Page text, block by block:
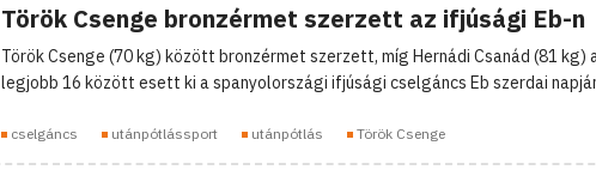
Török Csenge bronzérmet szerzett az ifjúsági Eb-n
Török Csenge (70 kg) között bronzérmet szerzett, míg Hernádi Csanád (81 kg)
legjobb 16 között esett ki a spanyolországi ifjúsági cselgáncs Eb szerdai
cselgáncs utánpótlássport utánpótlás Török Csenge